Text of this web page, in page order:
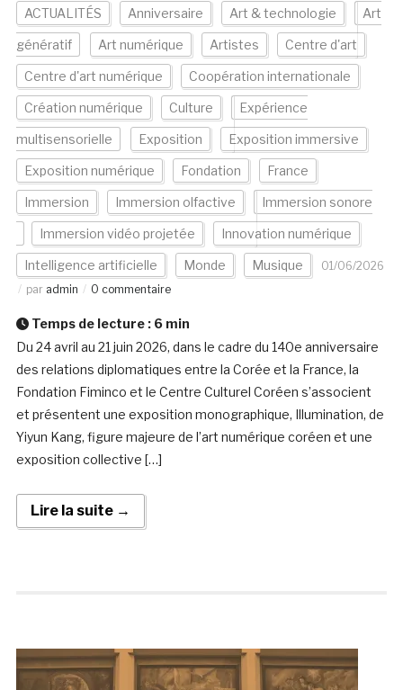
ACTUALITÉS Anniversaire Art & technologie Art
génératif Art numérique Artistes Centre d'art
Centre d'art numérique Coopération internationale
Création numérique Culture Expérience
multisensorielle Exposition Exposition immersive
Exposition numérique Fondation France
Immersion Immersion olfactive Immersion sonore
Immersion vidéo projetée Innovation numérique
Intelligence artificielle Monde Musique
01/06/2026
par admin 0 commentaire
Temps de lecture : 6 min
Du 24 avril au 21 juin 2026, dans le cadre du 140e anniversaire
des relations diplomatiques entre la Corée et la France, la
Fondation Fiminco et le Centre Culturel Coréen s’associent
et présentent une exposition monographique, Illumination, de
Yiyun Kang, figure majeure de l’art numérique coréen et une
exposition collective […]
Lire la suite →